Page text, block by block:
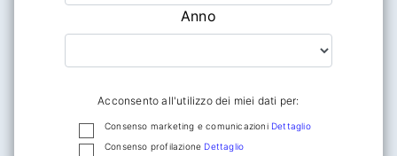
Anno
Acconsento all'utilizzo dei miei dati per:
Consenso marketing e comunicazioni Dettaglio
Consenso profilazione Dettaglio